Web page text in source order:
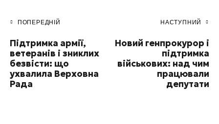
ПОПЕРЕДНІЙ
Підтримка армії,
ветеранів і зниклих
безвісти: що
ухвалила Верховна
Рада
НАСТУПНИЙ
Новий генпрокурор і
підтримка
військових: над чим
працювали
депутати